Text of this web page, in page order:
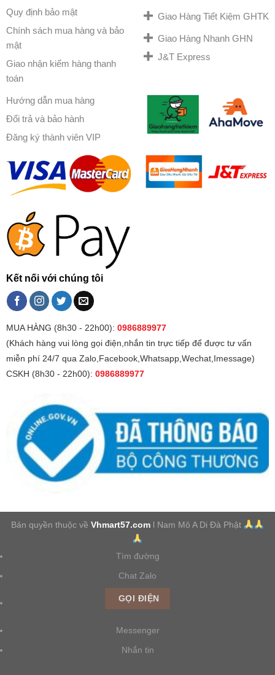
Quy định bảo mật
Chính sách mua hàng và bảo
mật
Giao nhận kiểm hàng thanh
toán
Hướng dẫn mua hàng
Đổi trả và bảo hành
Đăng ký thành viên VIP
Giao Hàng Tiết Kiệm GHTK
Giao Hàng Nhanh GHN
J&T Express
Kết nối với chúng tôi
MUA HÀNG (8h30 - 22h00): 0986889977
(Khách hàng vui lòng gọi điện,nhắn tin trực tiếp để được tư vấn
miễn phí 24/7 qua Zalo,Facebook,Whatsapp,Wechat,Imessage)
CSKH (8h30 - 22h00): 0986889977
Bản quyền thuộc vềVhmart57.com l Nam Mô A Di Đà Phật
Tìm đường
Chat Zalo
GỌI ĐIỆN
Messenger
Nhắn tin